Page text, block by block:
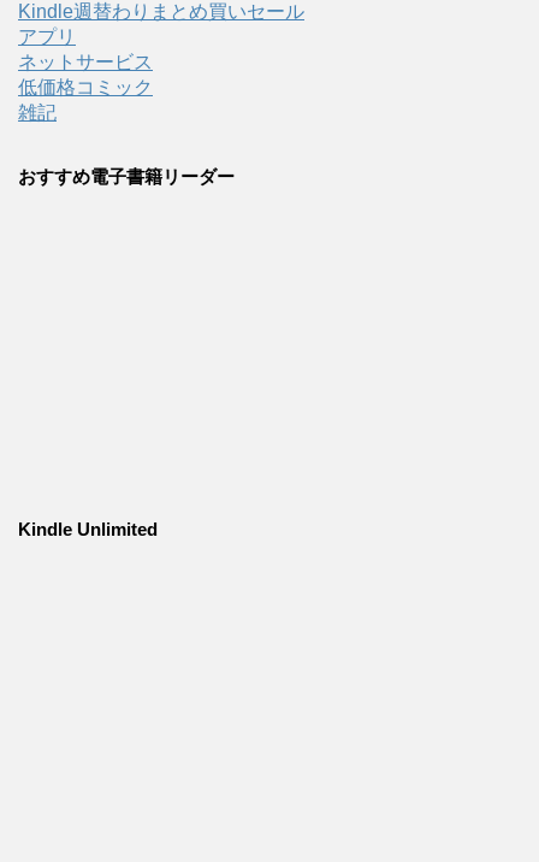
Kindle週替わりまとめ買いセール
アプリ
ネットサービス
低価格コミック
雑記
おすすめ電子書籍リーダー
Kindle Unlimited